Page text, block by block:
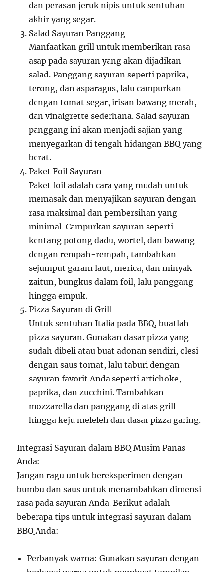
dan perasan jeruk nipis untuk sentuhan
akhir yang segar.
Salad Sayuran Panggang
Manfaatkan grill untuk memberikan rasa
asap pada sayuran yang akan dijadikan
salad. Panggang sayuran seperti paprika,
terong, dan asparagus, lalu campurkan
dengan tomat segar, irisan bawang merah,
dan vinaigrette sederhana. Salad sayuran
panggang ini akan menjadi sajian yang
menyegarkan di tengah hidangan BBQ yang
berat.
Paket Foil Sayuran
Paket foil adalah cara yang mudah untuk
memasak dan menyajikan sayuran dengan
rasa maksimal dan pembersihan yang
minimal. Campurkan sayuran seperti
kentang potong dadu, wortel, dan bawang
dengan rempah-rempah, tambahkan
sejumput garam laut, merica, dan minyak
zaitun, bungkus dalam foil, lalu panggang
hingga empuk.
Pizza Sayuran di Grill
Untuk sentuhan Italia pada BBQ, buatlah
pizza sayuran. Gunakan dasar pizza yang
sudah dibeli atau buat adonan sendiri, olesi
dengan saus tomat, lalu taburi dengan
sayuran favorit Anda seperti artichoke,
paprika, dan zucchini. Tambahkan
mozzarella dan panggang di atas grill
hingga keju meleleh dan dasar pizza garing.
Integrasi Sayuran dalam BBQ Musim Panas
Anda:
Jangan ragu untuk bereksperimen dengan
bumbu dan saus untuk menambahkan dimensi
rasa pada sayuran Anda. Berikut adalah
beberapa tips untuk integrasi sayuran dalam
BBQ Anda:
Perbanyak warna: Gunakan sayuran dengan